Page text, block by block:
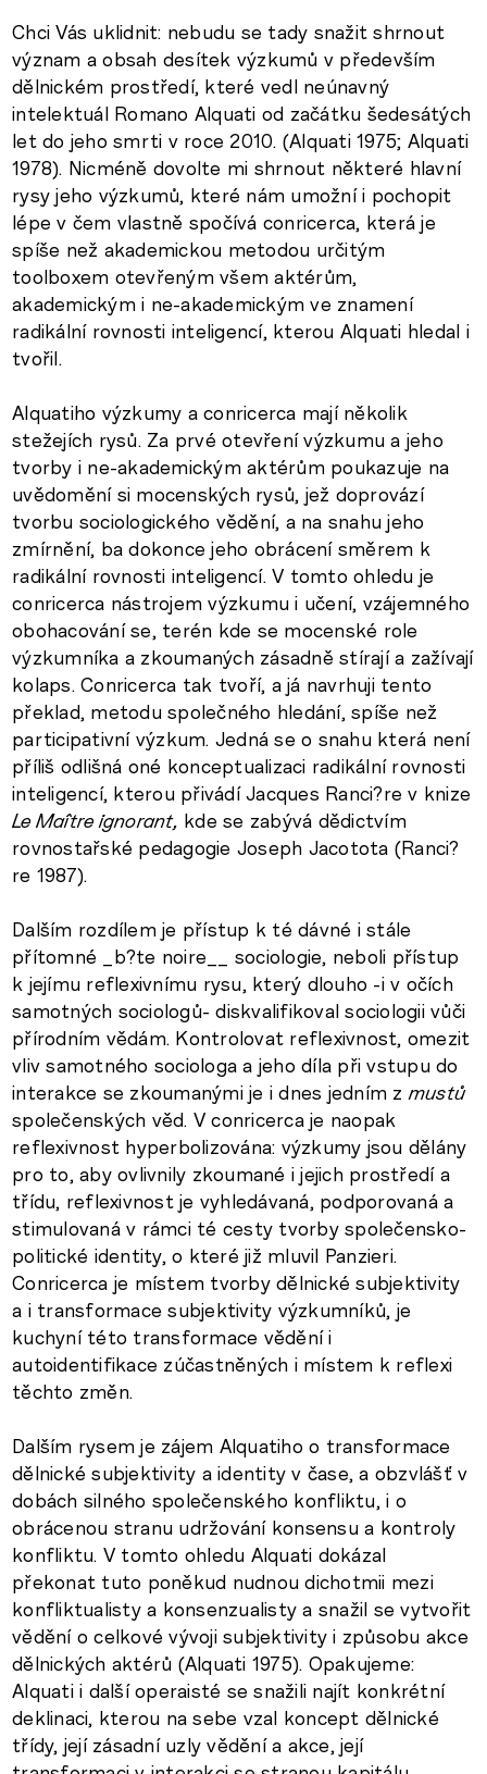
Chci Vás uklidnit: nebudu se tady snažit shrnout
význam a obsah desítek výzkumů v především
dělnickém prostředí, které vedl neúnavný
intelektuál Romano Alquati od začátku šedesátých
let do jeho smrti v roce 2010. (Alquati 1975; Alquati
1978). Nicméně dovolte mi shrnout některé hlavní
rysy jeho výzkumů, které nám umožní i pochopit
lépe v čem vlastně spočívá conricerca, která je
spíše než akademickou metodou určitým
toolboxem otevřeným všem aktérům,
akademickým i ne-akademickým ve znamení
radikální rovnosti inteligencí, kterou Alquati hledal i
tvořil.
Alquatiho výzkumy a conricerca mají několik
stežejích rysů. Za prvé otevření výzkumu a jeho
tvorby i ne-akademickým aktérům poukazuje na
uvědomění si mocenských rysů, jež doprovází
tvorbu sociologického vědění, a na snahu jeho
zmírnění, ba dokonce jeho obrácení směrem k
radikální rovnosti inteligencí. V tomto ohledu je
conricerca nástrojem výzkumu i učení, vzájemného
obohacování se, terén kde se mocenské role
výzkumníka a zkoumaných zásadně stírají a zažívají
kolaps. Conricerca tak tvoří, a já navrhuji tento
překlad, metodu společného hledání, spíše než
participativní výzkum. Jedná se o snahu která není
příliš odlišná oné konceptualizaci radikální rovnosti
inteligencí, kterou přivádí Jacques Ranci?re v knize
Le Maître ignorant, kde se zabývá dědictvím
rovnostařské pedagogie Joseph Jacotota (Ranci?
re 1987).
Dalším rozdílem je přístup k té dávné i stále
přítomné _b?te noire__ sociologie, neboli přístup
k jejímu reflexivnímu rysu, který dlouho -i v očích
samotných sociologů- diskvalifikoval sociologii vůči
přírodním vědám. Kontrolovat reflexivnost, omezit
vliv samotného sociologa a jeho díla při vstupu do
interakce se zkoumanými je i dnes jedním z mustů
společenských věd. V conricerca je naopak
reflexivnost hyperbolizována: výzkumy jsou dělány
pro to, aby ovlivnily zkoumané i jejich prostředí a
třídu, reflexivnost je vyhledávaná, podporovaná a
stimulovaná v rámci té cesty tvorby společensko-
politické identity, o které již mluvil Panzieri.
Conricerca je místem tvorby dělnické subjektivity
a i transformace subjektivity výzkumníků, je
kuchyní této transformace vědění i
autoidentifikace zúčastněných i místem k reflexi
těchto změn.
Dalším rysem je zájem Alquatiho o transformace
dělnické subjektivity a identity v čase, a obzvlášť v
dobách silného společenského konfliktu, i o
obrácenou stranu udržování konsensu a kontroly
konfliktu. V tomto ohledu Alquati dokázal
překonat tuto poněkud nudnou dichotmii mezi
konfliktualisty a konsenzualisty a snažil se vytvořit
vědění o celkové vývoji subjektivity i způsobu akce
dělnických aktérů (Alquati 1975). Opakujeme:
Alquati i další operaisté se snažili najít konkrétní
deklinaci, kterou na sebe vzal koncept dělnické
třídy, její zásadní uzly vědění a akce, její